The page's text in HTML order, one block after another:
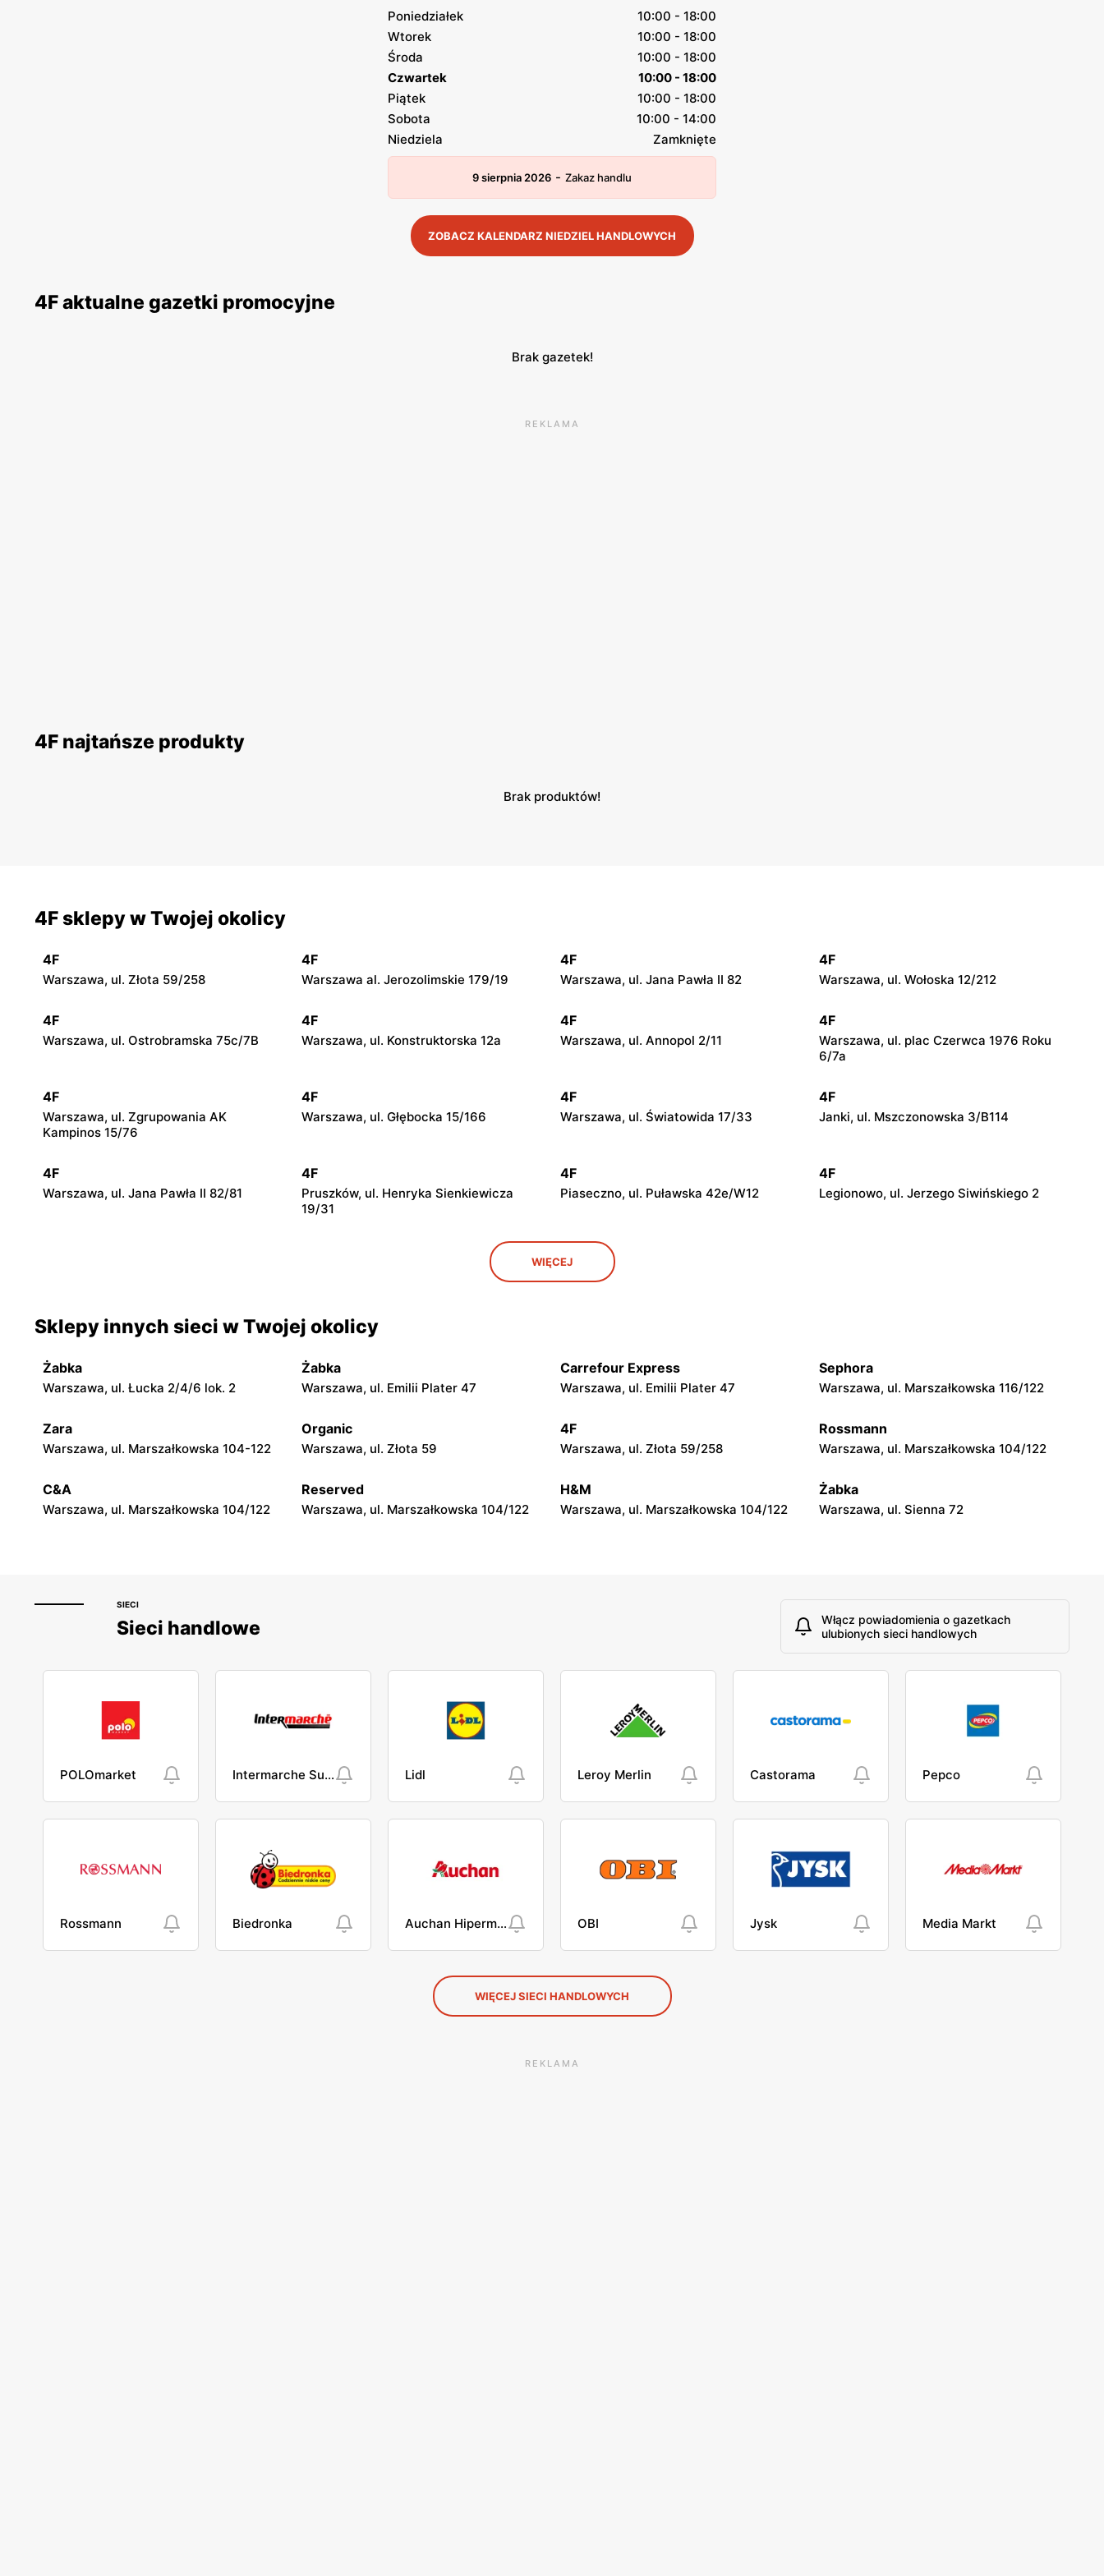
Poniedziałek
10:00 - 18:00
Wtorek
10:00 - 18:00
Środa
10:00 - 18:00
Czwartek
10:00 - 18:00
Piątek
10:00 - 18:00
Sobota
10:00 - 14:00
Niedziela
Zamknięte
9 sierpnia 2026 - Zakaz handlu
ZOBACZ KALENDARZ NIEDZIEL HANDLOWYCH
4F aktualne gazetki promocyjne
Brak gazetek!
REKLAMA
4F najtańsze produkty
Brak produktów!
4F sklepy w Twojej okolicy
4F
Warszawa, ul. Złota 59/258
4F
Warszawa al. Jerozolimskie 179/19
4F
Warszawa, ul. Jana Pawła II 82
4F
Warszawa, ul. Wołoska 12/212
4F
Warszawa, ul. Ostrobramska 75c/7B
4F
Warszawa, ul. Konstruktorska 12a
4F
Warszawa, ul. Annopol 2/11
4F
Warszawa, ul. plac Czerwca 1976 Roku
6/7a
4F
Warszawa, ul. Zgrupowania AK
Kampinos 15/76
4F
Warszawa, ul. Głębocka 15/166
4F
Warszawa, ul. Światowida 17/33
4F
Janki, ul. Mszczonowska 3/B114
4F
Warszawa, ul. Jana Pawła II 82/81
4F
Pruszków, ul. Henryka Sienkiewicza
19/31
4F
Piaseczno, ul. Puławska 42e/W12
4F
Legionowo, ul. Jerzego Siwińskiego 2
Grodzisk Mazowiecki, ul. Henryka
Sienkiewicza 46/50
4F 4F
Daszyńskiego 4
Żyrardów, ul. Lniarska 4
Wyszków, ul. Gen. Józefa Sowińskiego
66
Wyszków, ul. Gen. Józefa Sowińskiego
62
Warka, ul. Senatorska 5B
Garwolin, ul. Trakt Lwowski 41 Garwolin, ul. Kościuszki 13
Rawa Mazowiecka al. Konstytucji 3 Maja
5
4F
Łowicz, ul. Władysława Broniewskiego
5-9/D1
WIĘCEJ
Sklepy innych sieci w Twojej okolicy
Żabka
Warszawa, ul. Łucka 2/4/6 lok. 2
Żabka
Warszawa, ul. Emilii Plater 47
Carrefour Express
Warszawa, ul. Emilii Plater 47
Sephora
Warszawa, ul. Marszałkowska 116/122
Zara
Warszawa, ul. Marszałkowska 104-122
Organic
Warszawa, ul. Złota 59
4F
Warszawa, ul. Złota 59/258
Rossmann
Warszawa, ul. Marszałkowska 104/122
C&A
Warszawa, ul. Marszałkowska 104/122
Reserved
Warszawa, ul. Marszałkowska 104/122
H&M
Warszawa, ul. Marszałkowska 104/122
Żabka
Warszawa, ul. Sienna 72
SIECI
Sieci handlowe
Włącz powiadomienia o gazetkach
ulubionych sieci handlowych
POLOmarket Intermarche Super Lidl Leroy Merlin Castorama Pepco
Rossmann Biedronka Auchan Hipermarket OBI Jysk Media Markt
WIĘCEJ SIECI HANDLOWYCH
REKLAMA